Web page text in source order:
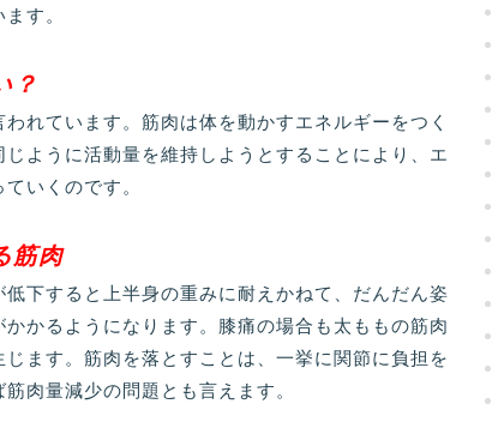
す。
？
れています。筋肉は体を動かすエネルギーをつく
ように活動量を維持しようとすることにより、エ
いくのです。
筋肉
下すると上半身の重みに耐えかねて、だんだん姿
かるようになります。膝痛の場合も太ももの筋肉
ます。筋肉を落とすことは、一挙に関節に負担を
肉量減少の問題とも言えます。